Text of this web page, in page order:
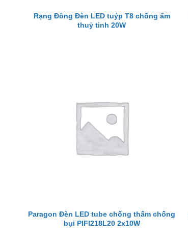
Rạng Đông Đèn LED tuýp T8 chống ẩm
thuỷ tinh 20W
Paragon Đèn LED tube chống thấm chống
bụi PIFI218L20 2x10W